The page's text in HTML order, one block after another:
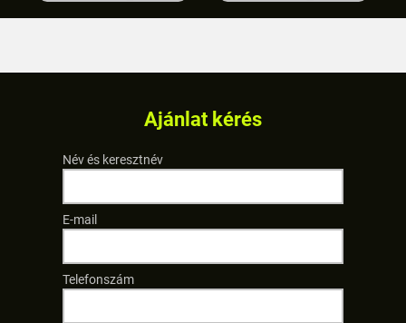
Ajánlat kérés
Név és keresztnév
E-mail
Telefonszám